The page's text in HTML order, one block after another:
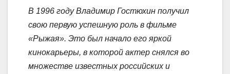
В 1996 году Владимир Гостюхин получил
свою первую успешную роль в фильме
«Рыжая». Это был начало его яркой
кинокарьеры, в которой актер снялся во
множестве известных российских и